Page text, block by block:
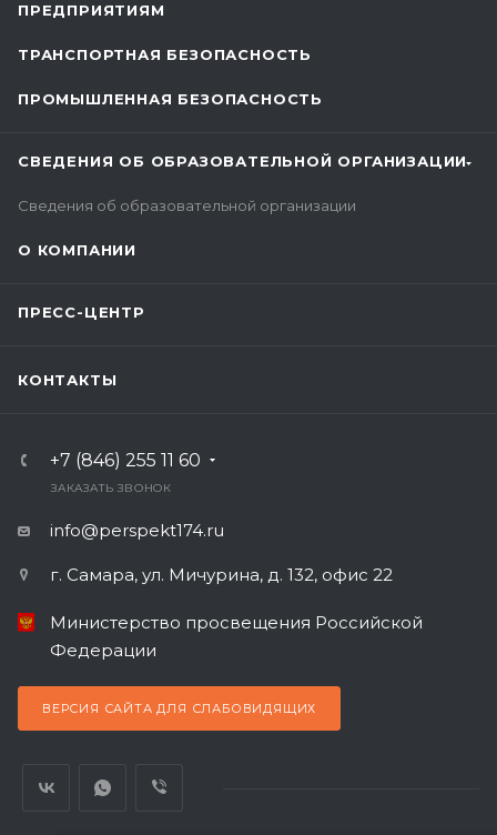
ПРЕДПРИЯТИЯМ
ТРАНСПОРТНАЯ БЕЗОПАСНОСТЬ
ПРОМЫШЛЕННАЯ БЕЗОПАСНОСТЬ
СВЕДЕНИЯ ОБ ОБРАЗОВАТЕЛЬНОЙ ОРГАНИЗАЦИИ
Сведения об образовательной организации
О КОМПАНИИ
ПРЕСС-ЦЕНТР
КОНТАКТЫ
+7 (846) 255 11 60
ЗАКАЗАТЬ ЗВОНОК
info@perspekt174.ru
г. Самара, ул. Мичурина, д. 132, офис 22
Министерство просвещения Российской
Федерации
ВЕРСИЯ САЙТА ДЛЯ СЛАБОВИДЯЩИХ